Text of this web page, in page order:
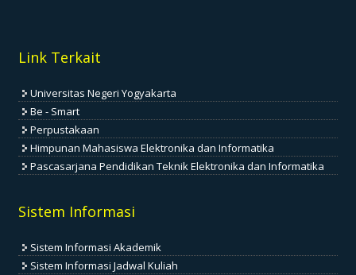
Link Terkait
Universitas Negeri Yogyakarta
Be - Smart
Perpustakaan
Himpunan Mahasiswa Elektronika dan Informatika
Pascasarjana Pendidikan Teknik Elektronika dan Informatika
Sistem Informasi
Sistem Informasi Akademik
Sistem Informasi Jadwal Kuliah